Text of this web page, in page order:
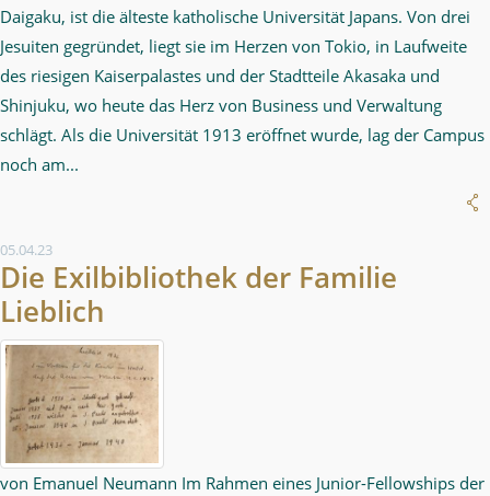
Daigaku, ist die älteste katholische Universität Japans. Von drei
Jesuiten gegründet, liegt sie im Herzen von Tokio, in Laufweite
des riesigen Kaiserpalastes und der Stadtteile Akasaka und
Shinjuku, wo heute das Herz von Business und Verwaltung
schlägt. Als die Universität 1913 eröffnet wurde, lag der Campus
noch am...
05.04.23
Die Exilbibliothek der Familie
Lieblich
von Emanuel Neumann Im Rahmen eines Junior-Fellowships der